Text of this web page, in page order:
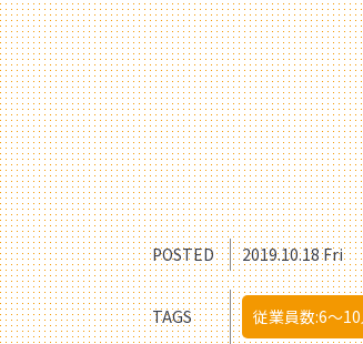
POSTED 2019.10.18 Fri
TAGS 従業員数:6～10